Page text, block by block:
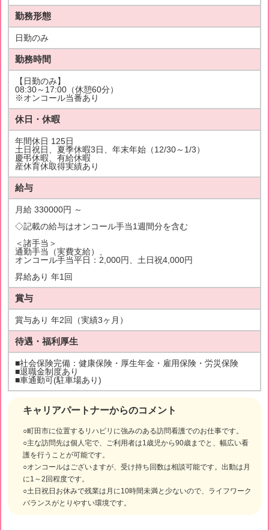
キャリアパートナーからのコメント
○町田市に位置するリハビリに強みのある訪問看護でのお仕事です。
○主な訪問先は個人宅で、ご利用者は1歳児から90歳までと、幅広い看
護を行うことが可能です。
○オンコールはございますが、受け持ち回数は相談可能です。出動は月
に1～2回程度です。
○土日祝日お休みで残業は月に10時間未満と少ないので、ライフワーク
バランスがとりやすい環境です。
勤務形態
日勤のみ
勤務時間
【日勤のみ】
08:30～17:00（休憩60分）
※オンコール当番あり
休日・休暇
年間休日 125日
土日祝日、夏季休暇3日、年末年始（12/30～1/3）
慶弔休暇、有給休暇
産休育休取得実績あり
給与
月給 330000円 ～
◇記載の給与はオンコール手当1週間分を含む
＜諸手当＞
通勤手当（実費支給）、
オンコール手当平日：2,000円、土日祝4,000円
昇給あり 年1回
賞与
賞与あり 年2回（実績3ヶ月）
待遇・福利厚生
■社会保険完備：健康保険・厚生年金・雇用保険・労災保険
■退職金制度あり
■車通勤可(駐車場あり)